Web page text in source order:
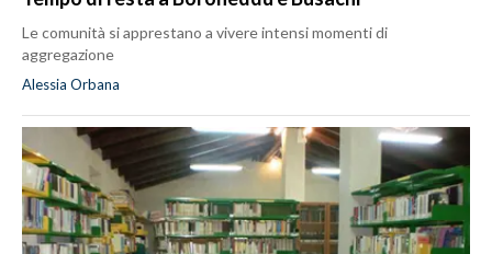
Le comunità si apprestano a vivere intensi momenti di
aggregazione
Alessia Orbana